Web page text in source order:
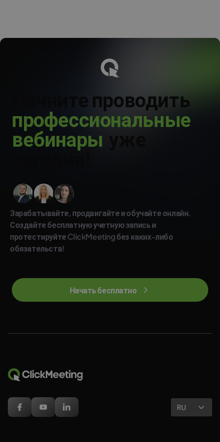
Начните проводить
профессиональные
вебинары уже
сегодня!
Зарабатывайте, продвигайте и обучайте онлайн.
Создайте бесплатную учетную запись и
протестируйте ClickMeeting без каких-либо
обязательств!
Начать бесплатно
RU